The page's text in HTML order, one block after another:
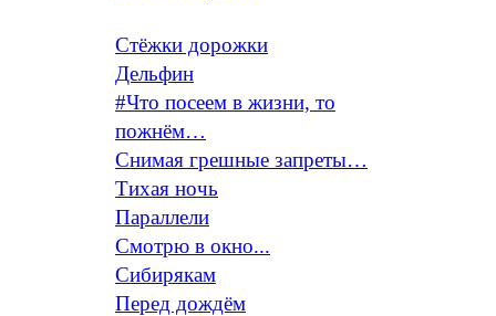
Стёжки дорожки
Дельфин
#Что посеем в жизни, то
пожнём…
Снимая грешные запреты…
Тихая ночь
Параллели
Смотрю в окно...
Сибирякам
Перед дождём